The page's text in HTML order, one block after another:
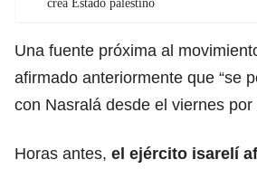
crea Estado palestino
Una fuente próxima al
afirmado anteriormente que “se
con Nasralá desde el viernes por
Horas antes, el ejército isarelí